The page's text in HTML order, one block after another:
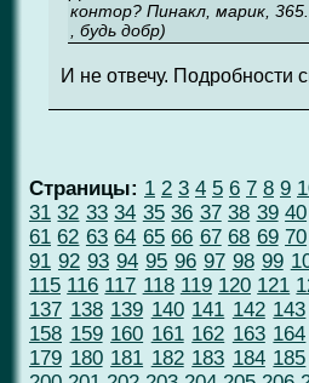
контор? Пинакл, марик,
, будь добр)
И не отвечу. Подробности
Страницы: 1 2 3 4 5 6 7 8 9
31 32 33 34 35 36 37 38 39 40
61 62 63 64 65 66 67 68 69 70
91 92 93 94 95 96 97 98 99
115 116 117 118 119 120 121
137 138 139 140 141 142 143
158 159 160 161 162 163 164
179 180 181 182 183 184 185